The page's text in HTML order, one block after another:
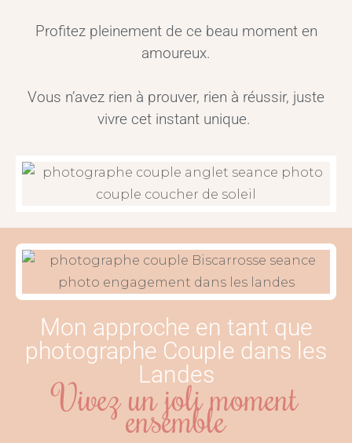
Profitez pleinement de ce beau moment en
amoureux.
Vous n’avez rien à prouver, rien à réussir, juste
vivre cet instant unique.
Mon approche en tant que
photographe Couple dans les
Landes
Vivez un joli moment
ensemble